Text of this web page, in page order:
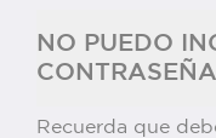
NO PUEDO
Recuerda que